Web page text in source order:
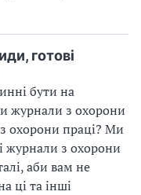
готові
бути на
журнали з охорони
охорони праці? Ми
журнали з охорони
аби вам не
ці та інші